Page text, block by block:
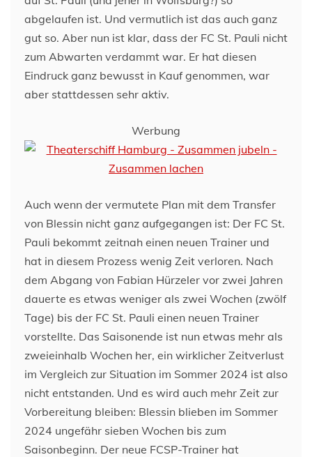
abgelaufen ist. Und vermutlich ist das auch ganz
gut so. Aber nun ist klar, dass der FC St. Pauli nicht
zum Abwarten verdammt war. Er hat diesen
Eindruck ganz bewusst in Kauf genommen, war
aber stattdessen sehr aktiv.
Werbung
Auch wenn der vermutete Plan mit dem Transfer
von Blessin nicht ganz aufgegangen ist: Der FC St.
Pauli bekommt zeitnah einen neuen Trainer und
hat in diesem Prozess wenig Zeit verloren. Nach
dem Abgang von Fabian Hürzeler vor zwei Jahren
dauerte es etwas weniger als zwei Wochen (zwölf
Tage) bis der FC St. Pauli einen neuen Trainer
vorstellte. Das Saisonende ist nun etwas mehr als
zweieinhalb Wochen her, ein wirklicher Zeitverlust
im Vergleich zur Situation im Sommer 2024 ist also
nicht entstanden. Und es wird auch mehr Zeit zur
Vorbereitung bleiben: Blessin blieben im Sommer
2024 ungefähr sieben Wochen bis zum
Saisonbeginn. Der neue FCSP-Trainer hat